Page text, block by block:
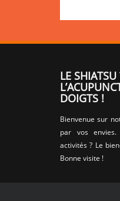
LE SHIATSU
DOIGTS !
Bienvenue sur
par vos
activités ? Le
Bonne visite !